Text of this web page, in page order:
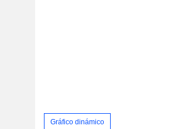
Gráfico dinámico